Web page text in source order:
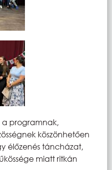
a programnak,
köszönhetően
élőzenés táncházat,
miatt ritkán